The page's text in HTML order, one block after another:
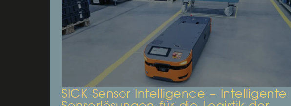
SICK Sensor Intelligence – Intelligente